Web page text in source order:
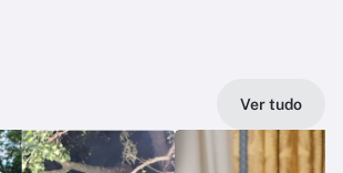
Ver tudo